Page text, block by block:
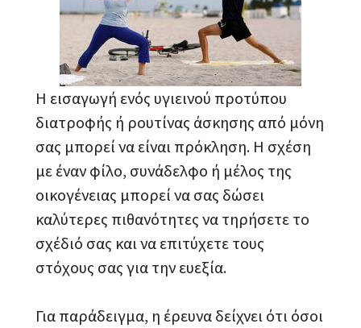
Η εισαγωγή ενός υγιεινού προτύπου
διατροφής ή ρουτίνας άσκησης από μόνη
σας μπορεί να είναι πρόκληση. Η σχέση
με έναν φίλο, συνάδελφο ή μέλος της
οικογένειας μπορεί να σας δώσει
καλύτερες πιθανότητες να τηρήσετε το
σχέδιό σας και να επιτύχετε τους
στόχους σας για την ευεξία.
Για παράδειγμα, η έρευνα δείχνει ότι όσοι